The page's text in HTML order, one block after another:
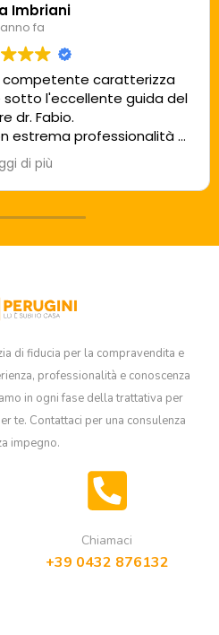
Imbriani
anno fa
caratterizza
sotto l'eccellente guida del
dr. Fabio.
estrema professionalità e
sig.ra Paola, una assoluta
buon lavoro!
di più
di fiducia per la compravendita e
professionalità e conoscenza
in ogni fase della trattativa per
te. Contattaci per una consulenza
impegno.
Chiamaci
+39 0432 876132